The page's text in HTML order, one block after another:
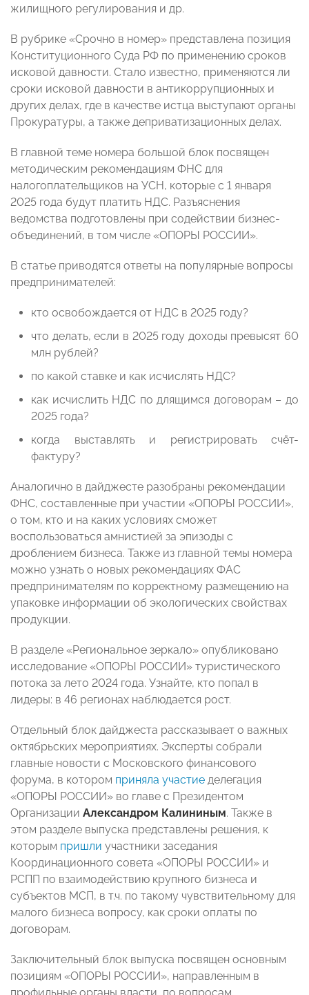
жилищного регулирования и др.
В рубрике «Срочно в номер» представлена позиция
Конституционного Суда РФ по применению сроков
исковой давности. Стало известно, применяются ли
сроки исковой давности в антикоррупционных и
других делах, где в качестве истца выступают органы
Прокуратуры, а также деприватизационных делах.
В главной теме номера большой блок посвящен
методическим рекомендациям ФНС для
налогоплательщиков на УСН, которые с 1 января
2025 года будут платить НДС. Разъяснения
ведомства подготовлены при содействии бизнес-
объединений, в том числе «ОПОРЫ РОССИИ».
В статье приводятся ответы на популярные вопросы
предпринимателей:
кто освобождается от НДС в 2025 году?
что делать, если в 2025 году доходы превысят 60
млн рублей?
по какой ставке и как исчислять НДС?
как исчислить НДС по длящимся договорам – до
2025 года?
когда выставлять и регистрировать счёт-
фактуру?
Аналогично в дайджесте разобраны рекомендации
ФНС, составленные при участии «ОПОРЫ РОССИИ»,
о том, кто и на каких условиях сможет
воспользоваться амнистией за эпизоды с
дроблением бизнеса. Также из главной темы номера
можно узнать о новых рекомендациях ФАС
предпринимателям по корректному размещению на
упаковке информации об экологических свойствах
продукции.
В разделе «Региональное зеркало» опубликовано
исследование «ОПОРЫ РОССИИ» туристического
потока за лето 2024 года. Узнайте, кто попал в
лидеры: в 46 регионах наблюдается рост.
Отдельный блок дайджеста рассказывает о важных
октябрьских мероприятиях. Эксперты собрали
главные новости с Московского финансового
форума, в котором приняла участие делегация
«ОПОРЫ РОССИИ» во главе с Президентом
Организации Александром Калининым. Также в
этом разделе выпуска представлены решения, к
которым пришли участники заседания
Координационного совета «ОПОРЫ РОССИИ» и
РСПП по взаимодействию крупного бизнеса и
субъектов МСП, в т.ч. по такому чувствительному для
малого бизнеса вопросу, как сроки оплаты по
договорам.
Заключительный блок выпуска посвящен основным
позициям «ОПОРЫ РОССИИ», направленным в